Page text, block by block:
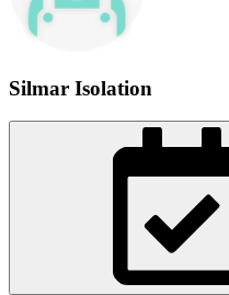
Silmar Isolation